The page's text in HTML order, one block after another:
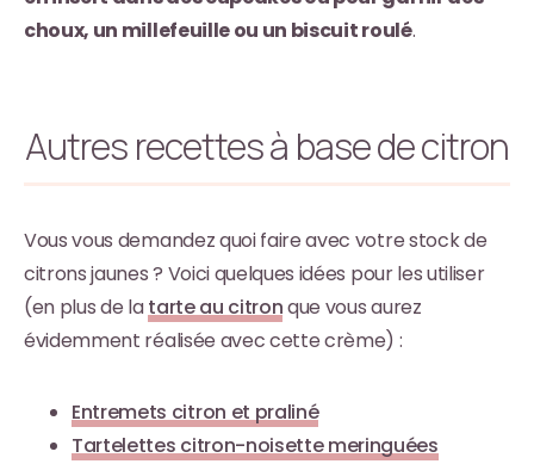
choux, un millefeuille ou un biscuit roulé.
Autres recettes à base de citron
Vous vous demandez quoi faire avec votre stock de
citrons jaunes ? Voici quelques idées pour les utiliser
(en plus de latarte au citronque vous aurez
évidemment réalisée avec cette crème) :
Entremets citron et praliné
Tartelettes citron-noisette meringuées